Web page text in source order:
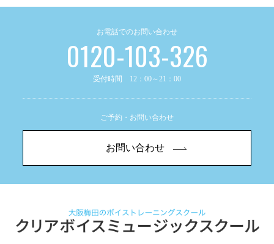
お電話でのお問い合わせ
0120-103-326
受付時間 12：00～21：00
ご予約・お問い合わせ
お問い合わせ